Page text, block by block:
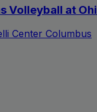
Volleyball at
Center Columbus